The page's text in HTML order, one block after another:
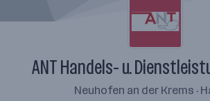
ANT Handels- u.
Neuhofen an der Krems ·